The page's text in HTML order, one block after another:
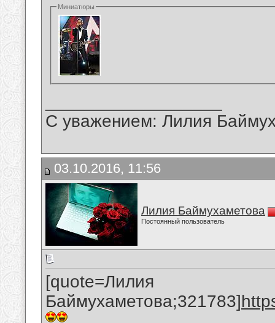
Миниатюры
С уважением: Лилия
03.10.2016, 11:56
Лилия Баймухаметова
Постоянный пользователь
[quote=Лилия
Баймухаметова;321783]